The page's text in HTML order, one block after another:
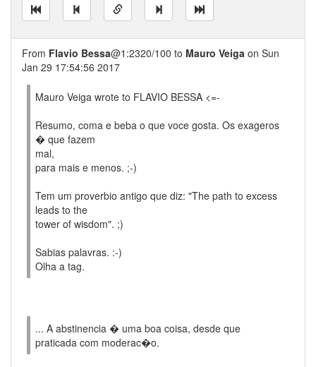
From Flavio Bessa@1:2320/100 to Mauro Veiga on Sun
Jan 29 17:54:56 2017
Mauro Veiga wrote to FLAVIO BESSA <=-
Resumo, coma e beba o que voce gosta. Os exageros
� que fazem
mal,
para mais e menos. ;-)
Tem um proverbio antigo que diz: "The path to excess
leads to the
tower of wisdom". ;)
Sabias palavras. :-)
Olha a tag.
... A abstinencia � uma boa coisa, desde que
praticada com moderac�o.